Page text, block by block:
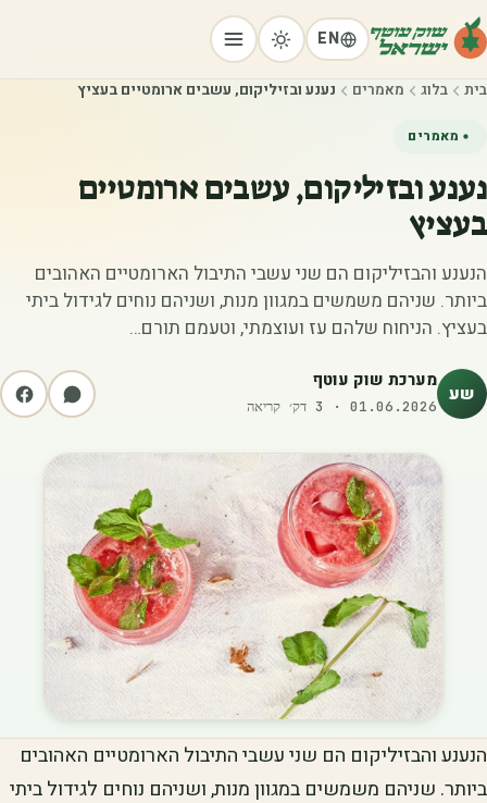
EN
בית בלוג מאמרים נענע ובזיליקום, עשבים ארומטיים בעציץ
מאמרים
נענע ובזיליקום, עשבים ארומטיים
בעציץ
הנענע והבזיליקום הם שני עשבי התיבול הארומטיים האהובים
ביותר. שניהם משמשים במגוון מנות, ושניהם נוחים לגידול ביתי
בעציץ. הניחוח שלהם עז ועוצמתי, וטעמם תורם…
שע מערכת שוק עוטף
01.06.2026
·
3 דק׳ קריאה
הנענע והבזיליקום הם שני עשבי התיבול הארומטיים האהובים
ביותר. שניהם משמשים במגוון מנות, ושניהם נוחים לגידול ביתי